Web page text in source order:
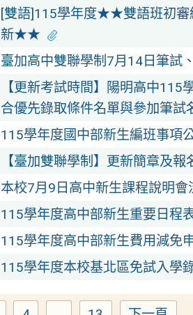
[雙語]115學年度★★雙語班初審
新★★
臺加高中雙聯學制7月14日筆試
【更新考試時間】陽明高中115
合優先錄取條件名單與參加筆試
115學年度國中部新生編班事項
【臺加雙聯學制】更新簡章及報
本校7月9日高中新生課程說明會
115學年度高中部新生重要日程
115學年度高中部新生費用減免
115學年度本校基北區免試入學